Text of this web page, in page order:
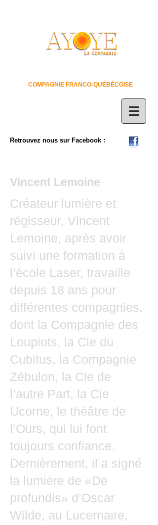
COMPAGNIE FRANCO-QUÉBÉCOISE
Retrouvez nous sur Facebook :
Vincent Lemoine
Créateur lumière et
régisseur, Vincent
Lemoine, après avoir
suivi une formation à
l’école Laser, travaille
depuis 18 ans pour
différentes compagnies,
dont la Compagnie des
Loupiots, la Cie du
Cubitus, la Compagnie
Zébulon, la Cie de
l’autre Part, la Cie
Ucorne, le théâtre de
l’Ours, qui lui font
toujours confiance.
Dernièrement, il a signé
la lumière de «De
profundis» d’Oscar
Wilde, au Lucernaire,